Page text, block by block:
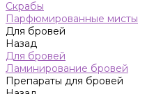
Скрабы
Парфюмированные мисты
Для бровей
Назад
Для бровей
Ламинирование бровей
Препараты для бровей